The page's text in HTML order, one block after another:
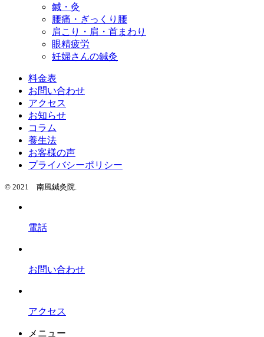
鍼・灸
腰痛・ぎっくり腰
肩こり・肩・首まわり
眼精疲労
妊婦さんの鍼灸
料金表
お問い合わせ
アクセス
お知らせ
コラム
養生法
お客様の声
プライバシーポリシー
© 2021 南風鍼灸院.
電話
お問い合わせ
アクセス
メニュー